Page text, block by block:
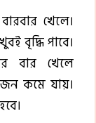
খেলে।
বৃদ্ধি পাবে।
বার খেলে
কমে যায়।